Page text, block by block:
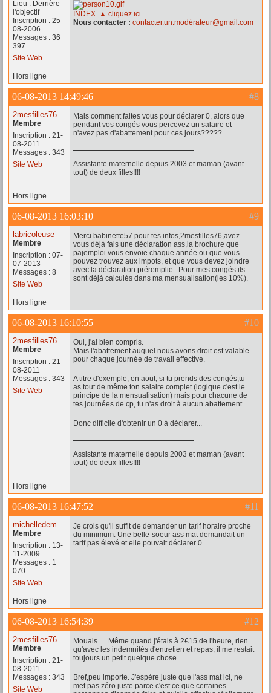
Lieu : Derrière
l'objectif
Inscription : 25-
08-2006
Messages : 36
397
Site Web
INDEX ▲ cliquez ici
Nous contacter : contacter.un.modérateur@gmail.com
Hors ligne
#8
06-08-2013 14:49:46
2mesfilles76
Membre
Inscription : 21-
08-2011
Messages : 343
Site Web
Mais comment faites vous pour déclarer 0, alors que
pendant vos congés vous percevez un salaire et
n'avez pas d'abattement pour ces jours?????
Assistante maternelle depuis 2003 et maman (avant
tout) de deux filles!!!!
Hors ligne
#9
06-08-2013 16:03:10
labricoleuse
Membre
Inscription : 07-
07-2013
Messages : 8
Site Web
Merci babinette57 pour tes infos,2mesfilles76,avez
vous déjà fais une déclaration ass,la brochure que
pajemploi vous envoie chaque année ou que vous
pouvez trouvez aux impots, et que vous devez joindre
avec la déclaration préremplie . Pour mes congés ils
sont déjà calculés dans ma mensualisation(les 10%).
Hors ligne
#10
06-08-2013 16:10:55
2mesfilles76
Membre
Inscription : 21-
08-2011
Messages : 343
Site Web
Oui, j'ai bien compris.
Mais l'abattement auquel nous avons droit est valable
pour chaque journée de travail effective.
A titre d'exemple, en aout, si tu prends des congés,tu
as tout de même ton salaire complet (logique c'est le
principe de la mensualisation) mais pour chacune de
tes journées de cp, tu n'as droit à aucun abattement.
Donc difficile d'obtenir un 0 à déclarer...
Assistante maternelle depuis 2003 et maman (avant
tout) de deux filles!!!!
Hors ligne
#11
06-08-2013 16:47:52
michelledem
Membre
Inscription : 13-
11-2009
Messages : 1
070
Site Web
Je crois qu'il suffit de demander un tarif horaire proche
du minimum. Une belle-soeur ass mat demandait un
tarif pas élevé et elle pouvait déclarer 0.
Hors ligne
#12
06-08-2013 16:54:39
2mesfilles76
Membre
Inscription : 21-
08-2011
Messages : 343
Site Web
Mouais......Même quand j'étais à 2€15 de l'heure, rien
qu'avec les indemnités d'entretien et repas, il me restait
toujours un petit quelque chose.
Bref,peu importe. J'espère juste que l'ass mat ici, ne
met pas zéro juste parce c'est ce que certaines